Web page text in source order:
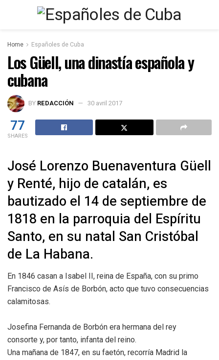
Home Españoles de Cuba
Los Güell, una dinastía española y
cubana
BY REDACCIÓN 30 avril 2017
77
SHARES
José Lorenzo Buenaventura Güell
y Renté, hijo de catalán, es
bautizado el 14 de septiembre de
1818 en la parroquia del Espíritu
Santo, en su natal San Cristóbal
de La Habana.
En 1846 casan a Isabel II, reina de España, con su primo
Francisco de Asís de Borbón, acto que tuvo consecuencias
calamitosas.
Josefina Fernanda de Borbón era hermana del rey
consorte y, por tanto, infanta del reino.
Una mañana de 1847, en su faetón, recorría Madrid la